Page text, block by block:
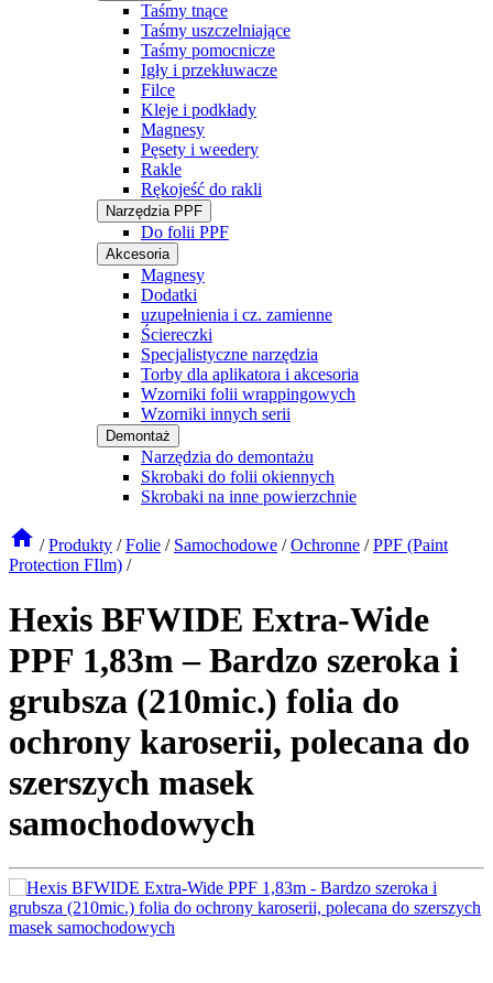
Taśmy tnące
Taśmy uszczelniające
Taśmy pomocnicze
Igły i przekłuwacze
Filce
Kleje i podkłady
Magnesy
Pęsety i weedery
Rakle
Rękojeść do rakli
Narzędzia PPF
Do folii PPF
Akcesoria
Magnesy
Dodatki
uzupełnienia i cz. zamienne
Ściereczki
Specjalistyczne narzędzia
Torby dla aplikatora i akcesoria
Wzorniki folii wrappingowych
Wzorniki innych serii
Demontaż
Narzędzia do demontażu
Skrobaki do folii okiennych
Skrobaki na inne powierzchnie
/ Produkty / Folie / Samochodowe / Ochronne / PPF (Paint
Protection FIlm) /
Hexis BFWIDE Extra-Wide
PPF 1,83m – Bardzo szeroka i
grubsza (210mic.) folia do
ochrony karoserii, polecana do
szerszych masek
samochodowych